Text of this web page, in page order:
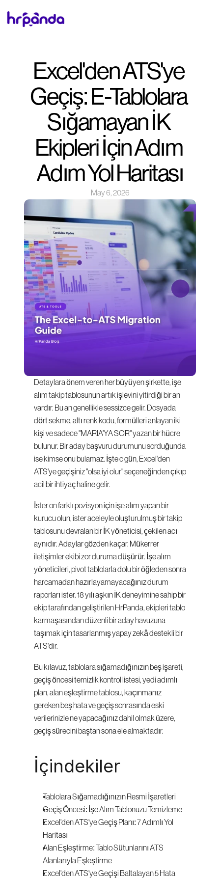
Excel'den ATS'ye
Geçiş: E-Tablolara
Sığamayan İK
Ekipleri İçin Adım
Adım Yol Haritası
May 6, 2026
Detaylara önem veren her büyüyen şirkette, işe
alım takip tablosunun artık işlevini yitirdiği bir an
vardır. Bu an genellikle sessizce gelir. Dosyada
dört sekme, altı renk kodu, formülleri anlayan iki
kişi ve sadece "MARIA'YA SOR" yazan bir hücre
bulunur. Bir aday başvuru durumunu sorduğunda
ise kimse onu bulamaz. İşte o gün, Excel'den
ATS'ye geçişiniz "olsa iyi olur" seçeneğinden çıkıp
acil bir ihtiyaç haline gelir.
İster on farklı pozisyon için işe alım yapan bir
kurucu olun, ister aceleyle oluşturulmuş bir takip
tablosunu devralan bir İK yöneticisi, çekilen acı
aynıdır. Adaylar gözden kaçar. Mükerrer
iletişimler ekibi zor duruma düşürür. İşe alım
yöneticileri, pivot tablolarla dolu bir öğleden sonra
harcamadan hazırlayamayacağınız durum
raporları ister. 18 yılı aşkın İK deneyimine sahip bir
ekip tarafından geliştirilen HrPanda, ekipleri tablo
karmaşasından düzenli bir aday havuzuna
taşımak için tasarlanmış yapay zekâ destekli bir
ATS'dir.
Bu kılavuz, tablolara sığamadığınızın beş işareti,
geçiş öncesi temizlik kontrol listesi, yedi adımlı
plan, alan eşleştirme tablosu, kaçınmanız
gereken beş hata ve geçiş sonrasında eski
verilerinizle ne yapacağınız dahil olmak üzere,
geçiş sürecini baştan sona ele almaktadır.
İçindekiler
Tablolara Sığamadığınızın Resmi İşaretleri
Geçiş Öncesi: İşe Alım Tablonuzu Temizleme
Excel'den ATS'ye Geçiş Planı: 7 Adımlı Yol
Haritası
Alan Eşleştirme: Tablo Sütunlarını ATS
Alanlarıyla Eşleştirme
Excel'den ATS'ye Geçişi Baltalayan 5 Hata